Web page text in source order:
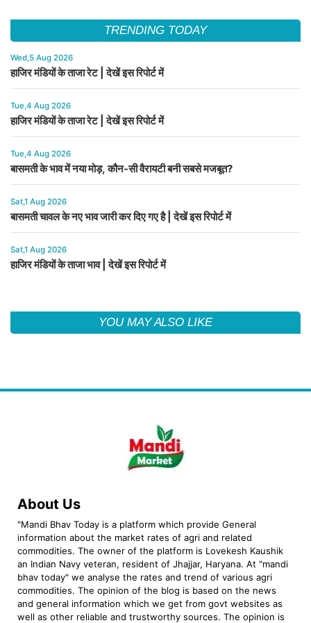
TRENDING TODAY
Wed,5 Aug 2026
हाजिर मंडियों के ताजा रेट | देखें इस रिपोर्ट में
Tue,4 Aug 2026
हाजिर मंडियों के ताजा रेट | देखें इस रिपोर्ट में
Tue,4 Aug 2026
बासमती के भाव में नया मोड़, कौन-सी वैरायटी बनी सबसे मजबूत?
Sat,1 Aug 2026
बासमती चावल के नए भाव जारी कर दिए गए है | देखें इस रिपोर्ट में
Sat,1 Aug 2026
हाजिर मंडियों के ताजा भाव | देखें इस रिपोर्ट में
YOU MAY ALSO LIKE
About Us
"Mandi Bhav Today is a platform which provide General
information about the market rates of agri and related
commodities. The owner of the platform is Lovekesh Kaushik
an Indian Navy veteran, resident of Jhajjar, Haryana. At "mandi
bhav today" we analyse the rates and trend of various agri
commodities. The opinion of the blog is based on the news
and general information which we get from govt websites as
well as other reliable and trustworthy sources. The opinion is